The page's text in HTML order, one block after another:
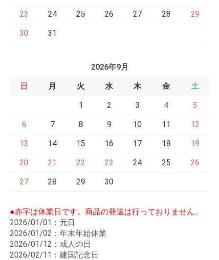
23 24 25 26 27 28 29
30 31
2026年9月
日 月 火 水 木 金 土
1 2 3 4 5
6 7 8 9 10 11 12
13 14 15 16 17 18 19
20 21 22 23 24 25 26
27 28 29 30
●赤字は休業日です。商品の発送は行っておりません。
2026/01/01：元日
2026/01/02：年末年始休業
2026/01/12：成人の日
2026/02/11：建国記念日